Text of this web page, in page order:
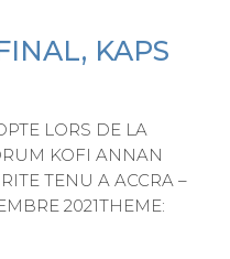
KAPS
LORS DE LA
KOFI ANNAN
TENU A ACCRA –
2021THEME: